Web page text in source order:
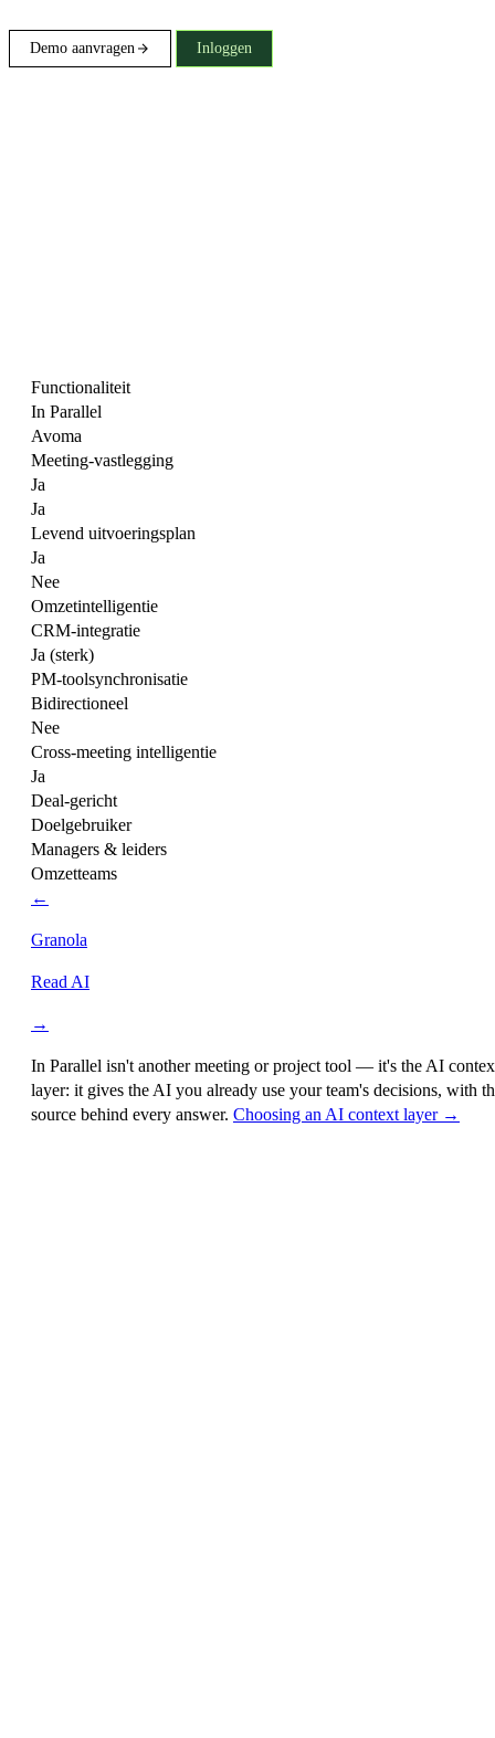
Demo aanvragen Inloggen
Functionaliteit
In Parallel
Avoma
Meeting-vastlegging
Ja
Ja
Levend uitvoeringsplan
Ja
Nee
Omzetintelligentie
CRM-integratie
Ja (sterk)
PM-toolsynchronisatie
Bidirectioneel
Nee
Cross-meeting intelligentie
Ja
Deal-gericht
Doelgebruiker
Managers & leiders
Omzetteams
←
Granola
Read AI
→
In Parallel isn't another meeting or project tool — it's the AI
layer: it gives the AI you already use your team's decisions, with
source behind every answer. Choosing an AI context layer →